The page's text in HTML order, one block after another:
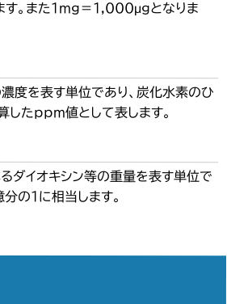
。また１mg＝1,000μgとなりま
度を表す単位であり、炭化水素のひ
したppm値として表します。
ダイオキシン等の重量を表す単位で
の１に相当します。